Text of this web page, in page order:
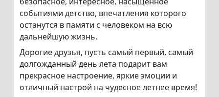
событиями детство, впечатления которого
останутся в памяти с человеком на всю
дальнейшую жизнь.
Дорогие друзья, пусть самый первый, самый
долгожданный день лета подарит вам
прекрасное настроение, яркие эмоции и
отличный настрой на чудесное летнее время!